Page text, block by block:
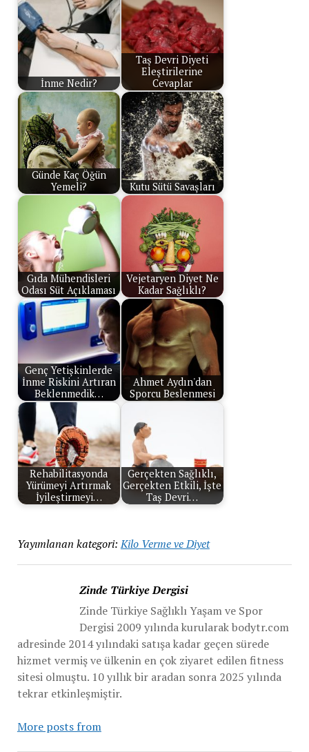
İnme Nedir?
Taş Devri Diyeti
Eleştirilerine
Cevaplar
Günde Kaç Öğün
Yemeli?
Kutu Sütü Savaşları
Gıda Mühendisleri
Odası Süt Açıklaması
Vejetaryen Diyet Ne
Kadar Sağlıklı?
Genç Yetişkinlerde
İnme Riskini Artıran
Beklenmedik…
Ahmet Aydın'dan
Sporcu Beslenmesi
Rehabilitasyonda
Yürümeyi Artırmak
İyileştirmeyi…
Gerçekten Sağlıklı,
Gerçekten Etkili, İşte
Taş Devri…
Yayımlanan kategori: Kilo Verme ve Diyet
Zinde Türkiye Dergisi
Zinde Türkiye Sağlıklı Yaşam ve Spor
Dergisi 2009 yılında kurularak bodytr.com
adresinde 2014 yılındaki satışa kadar geçen sürede
hizmet vermiş ve ülkenin en çok ziyaret edilen fitness
sitesi olmuştu. 10 yıllık bir aradan sonra 2025 yılında
tekrar etkinleşmiştir.
More posts from